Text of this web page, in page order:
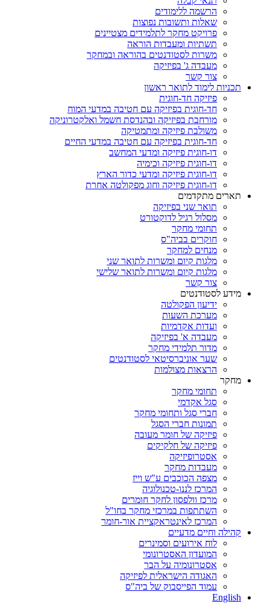
הרשמה ללימודים
שאלות ותשובות נפוצות
פרויקט מחקר לתלמידים מצטיינים
תשתיות ומעבדות הוראה
משרות לסטודנטים בהוראה ובמחקר
מעבדה ג' בפיזיקה
צור קשר
תכניות לימוד לתואר ראשון
פיזיקה חד-חוגית
חד-חוגית בפיזיקה עם חטיבה במדעי המוח
מורחבת בפיזיקה ובהנדסת חשמל ואלקטרוניקה
משולבת פיזיקה ומתמטיקה
חד-חוגית בפיזיקה עם חטיבה במדעי החיים
דו-חוגית פיזיקה ומדעי המחשב
דו-חוגית פיזיקה וכימיה
דו-חוגית פיזיקה ומדעי כדור הארץ
דו-חוגית פיזיקה וחוג מפקולטה אחרת
תארים מתקדמים
תואר שני בפיזיקה
מסלול רגיל לדוקטורט
תחומי מחקר
חוקרים בביה"ס
מנחים למחקר
מלגות קיום ומשרות לתואר שני
מלגות קיום ומשרות לתואר שלישי
צור קשר
מידע לסטודנטים
ידיעון הפקולטה
מערכת השעות
ועדות אקדמיות
מעבדה א' בפיזיקה
מדור תלמידי מחקר
שער אוניברסיטאי לסטודנטים
הרצאות מצולמות
מחקר
תחומי מחקר
סגל אקדמי
חברי סגל ותחומי מחקר
תמונות חברי הסגל
פיזיקה של חומר מעובה
פיזיקה של חלקיקים
אסטרופיזיקה
מעבדות מחקר
מצפה הכוכבים ע"ש וייז
המרכז לננו-טכנולוגיה
מרכז וולפסון לחקר חומרים
השתתפות במרכזי מחקר בחו"ל
המרכז לאינטראקציית אור-חומר
קהילה וחיים מדעיים
לוח אירועים וסמינרים
המועדון האסטרונומי
אסטרונומיה על הבר
האגודה הישראלית לפיזיקה
עמוד הפייסבוק של ביה"ס
English